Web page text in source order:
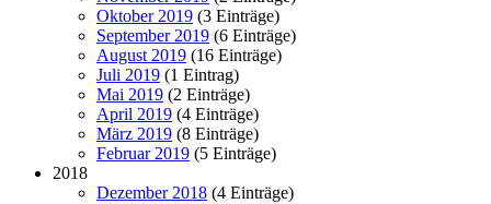
Oktober 2019 (3 Einträge)
September 2019 (6 Einträge)
August 2019 (16 Einträge)
Juli 2019 (1 Eintrag)
Mai 2019 (2 Einträge)
April 2019 (4 Einträge)
März 2019 (8 Einträge)
Februar 2019 (5 Einträge)
2018
Dezember 2018 (4 Einträge)